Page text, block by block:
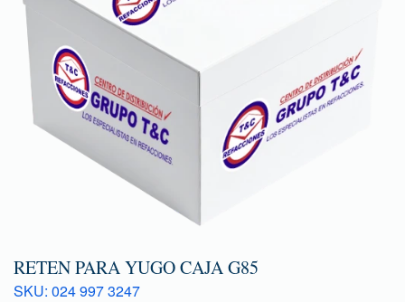
RETEN PARA YUGO CAJA G85
SKU: 024 997 3247